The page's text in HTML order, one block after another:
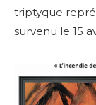
triptyque
survenu le 15